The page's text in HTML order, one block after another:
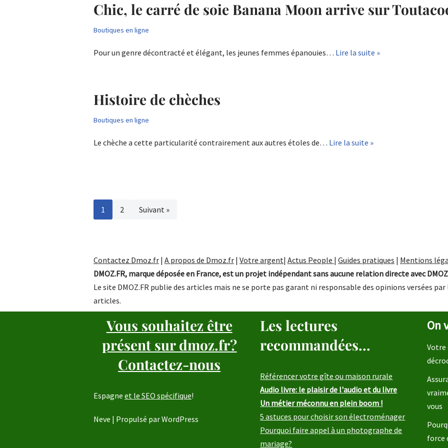
Chic, le carré de soie Banana Moon arrive sur
Boutiques en ligne
Pour un genre décontracté et élégant, les jeunes femmes épanouies… Lire la suite »
Histoire de chèches
Boutiques en ligne
Le chèche a cette particularité contrairement aux autres étoles de… Lire la suite »
1 2 Suivant »
Contactez Dmoz.fr | A propos de Dmoz.fr | Votre argent| Actus People | Guides pratiques | Mentions
DMOZ.FR, marque déposée en France, est un projet indépendant sans aucune relation directe avec
Le site DMOZ.FR publie des articles mais ne se porte pas garant ni responsable des opinions versées
articles.
Vous souhaitez être
présent sur dmoz.fr?
Contactez-nous
Espagne et le SEO spécifique!
Neve | Propulsé parWordPress
Les lectures
recommandées...
Référencer votre gîte ou maison rurale
Audio livre: le plaisir de l'audio et du livre
Un métier méconnu en plein boom !
5 astuces pour choisir son électroménager
Pourquoi faire appel à un photographe de
mariage?
On
Votre
vous
force